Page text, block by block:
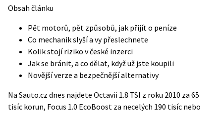
Obsah článku
Pět motorů, pět způsobů, jak přijít o peníze
Co mechanik slyší a vy přeslechnete
Kolik stojí riziko v české inzerci
Jak se bránit, a co dělat, když už jste koupili
Novější verze a bezpečnější alternativy
Na Sauto.cz dnes najdete Octavii 1.8 TSI z roku 2010 za 65
tisíc korun, Focus 1.0 EcoBoost za necelých 190 tisíc nebo